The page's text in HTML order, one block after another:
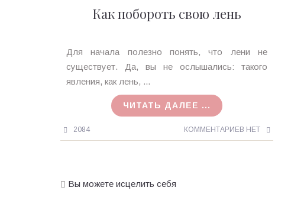
Как побороть свою лень
Ирина
MagicTantra
30.05.2018
Для начала полезно понять, что лени не
существует. Да, вы не ослышались: такого
явления, как лень, ...
ЧИТАТЬ ДАЛЕЕ ...
2084 КОММЕНТАРИЕВ НЕТ
Вы можете исцелить себя